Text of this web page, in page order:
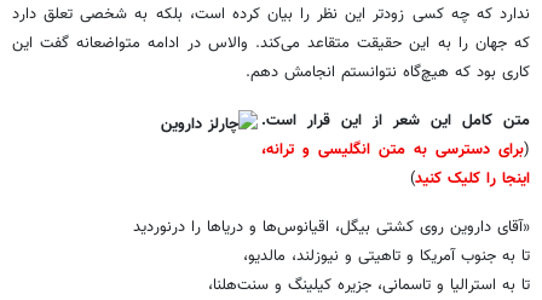
ندارد ‌که چه کسی زودتر این نظر را بیان کرده است، بلکه به شخصی تعلق دارد
که جهان را به این حقیقت متقاعد می‌کند. والاس در ادامه متواضعانه گفت این
کاری بود که هیچ‌گاه نتوانستم انجامش دهم.
متن کامل این شعر از این قرار است.
(برای دسترسی به متن انگلیسی و ترانه،
اینجا را کلیک کنید)
«آقای داروین روی کشتی بیگل، اقیانوس‌ها و دریاها را درنوردید
تا به جنوب آمریکا و تاهیتی و نیوزلند، مالدیو،
تا به استرالیا و تاسمانی، جزیره کیلینگ و سنت‌هلنا،